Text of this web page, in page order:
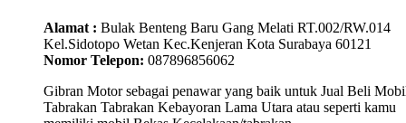
Alamat : Bulak Benteng Baru Gang Melati RT.002/RW.014
Kel.Sidotopo Wetan Kec.Kenjeran Kota Surabaya 60121
Nomor Telepon: 087896856062
Gibran Motor sebagai penawar yang baik untuk Jual Beli
Tabrakan Tabrakan Kebayoran Lama Utara atau seperti kamu